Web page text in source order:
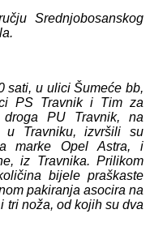
Srednjobosanskog
sati, u ulici Šumeće bb,
PS Travnik i Tim za
droga PU Travnik, na
u Travniku, izvršili su
markeOpel Astra, i
iz Travnika.Prilikom
bijele praškaste
pakiranja asocira na
tri noža, od kojih su dva